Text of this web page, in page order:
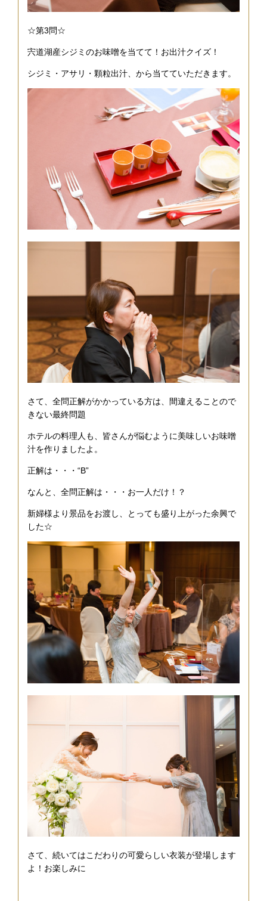
☆第3問☆
宍道湖産シジミのお味噌を当てて！お出汁クイズ！
シジミ・アサリ・顆粒出汁、から当てていただきます。
さて、全問正解がかかっている方は、間違えることので
きない最終問題
ホテルの料理人も、皆さんが悩むように美味しいお味噌
汁を作りましたよ。
正解は・・・“B”
なんと、全問正解は・・・お一人だけ！？
新婦様より景品をお渡し、とっても盛り上がった余興で
した☆
さて、続いてはこだわりの可愛らしい衣装が登場します
よ！お楽しみに